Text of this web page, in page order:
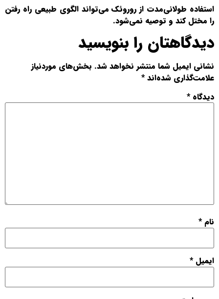
استفاده طولانی‌مدت از روروئک می‌تواند الگوی طبیعی راه رفتن
را مختل کند و توصیه نمی‌شود.
دیدگاهتان را بنویسید
نشانی ایمیل شما منتشر نخواهد شد. بخش‌های موردنیاز
علامت‌گذاری شده‌اند*
دیدگاه*
نام*
ایمیل*